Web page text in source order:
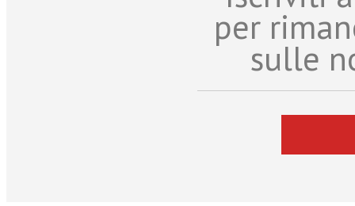
per
sulle